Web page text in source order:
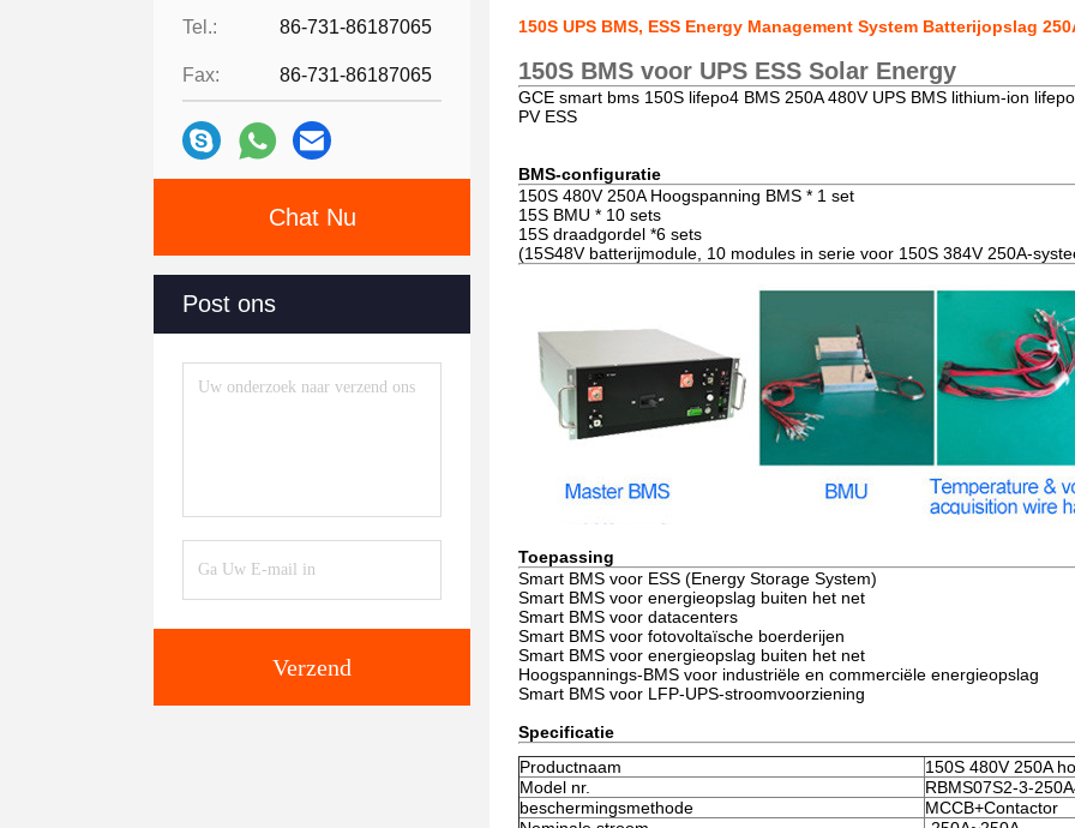
Tel.: 86-731-86187065
Fax: 86-731-86187065
Chat Nu
Post ons
Verzend
150S UPS BMS, ESS Energy Management System Batterijopslag
150S BMS voor UPS ESS Solar Energy
GCE smart bms 150S lifepo4 BMS 250A 480V UPS BMS lithium-ion
PV ESS
BMS-configuratie
150S 480V 250A Hoogspanning BMS * 1 set
15S BMU * 10 sets
15S draadgordel *6 sets
(15S48V batterijmodule, 10 modules in serie voor 150S 384V 250A-
Toepassing
Smart BMS voor ESS (Energy Storage System)
Smart BMS voor energieopslag buiten het net
Smart BMS voor datacenters
Smart BMS voor fotovoltaïsche boerderijen
Smart BMS voor energieopslag buiten het net
Hoogspannings-BMS voor industriële en commerciële energieopslag
Smart BMS voor LFP-UPS-stroomvoorziening
Specificatie
Productnaam
150S 480V 250A
Model nr.
RBMS07S2-3-
beschermingsmethode
MCCB+Contactor